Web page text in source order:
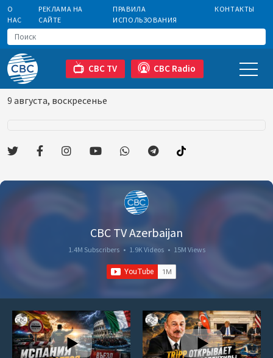
О
НАС
РЕКЛАМА НА
САЙТЕ
ПРАВИЛА
ИСПОЛЬЗОВАНИЯ
КОНТАКТЫ
CBC TV CBC Radio
9 августа, воскресенье
CBC TV Azerbaijan
1.4M Subscribers • 1.9K Videos • 15M Views